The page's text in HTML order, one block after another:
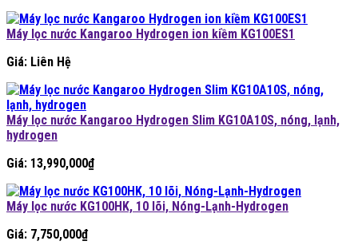
Máy lọc nước Kangaroo Hydrogen ion kiềm KG100ES1
Giá: Liên Hệ
Máy lọc nước Kangaroo Hydrogen Slim KG10A10S, nóng, lạnh,
hydrogen
Giá: 13,990,000₫
Máy lọc nước KG100HK, 10 lõi, Nóng-Lạnh-Hydrogen
Giá: 7,750,000₫